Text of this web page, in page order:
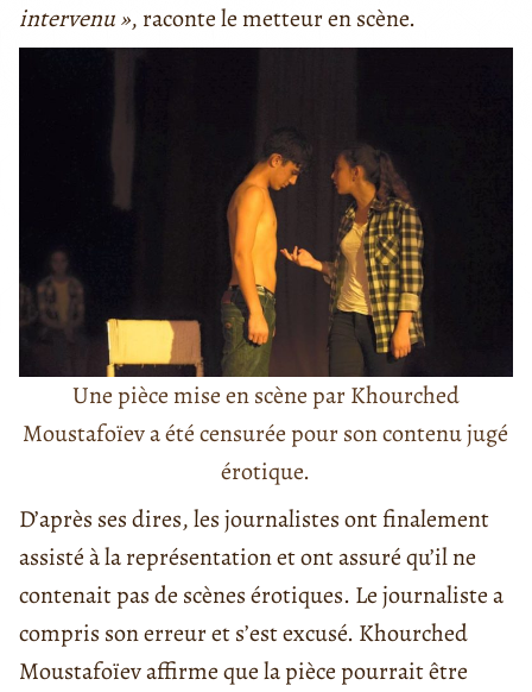
intervenu », raconte le metteur en scène.
Une pièce mise en scène par Khourched
Moustafoïev a été censurée pour son contenu jugé
érotique.
D’après ses dires, les journalistes ont finalement
assisté à la représentation et ont assuré qu’il ne
contenait pas de scènes érotiques. Le journaliste a
compris son erreur et s’est excusé. Khourched
Moustafoïev affirme que la pièce pourrait être